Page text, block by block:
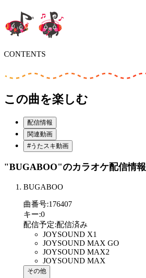
CONTENTS
この曲を楽しむ
配信情報
関連動画
#うたスキ動画
"BUGABOO"のカラオケ配信情報
BUGABOO
曲番号:176407
キー:0
配信予定:配信済み
JOYSOUND X1
JOYSOUND MAX GO
JOYSOUND MAX2
JOYSOUND MAX
その他